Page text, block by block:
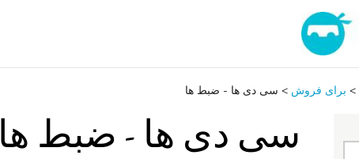
> برای فروش > سی ‌دی ‌ها - ضبط‌ ها
سی ‌دی ‌ها - ضبط‌ ها